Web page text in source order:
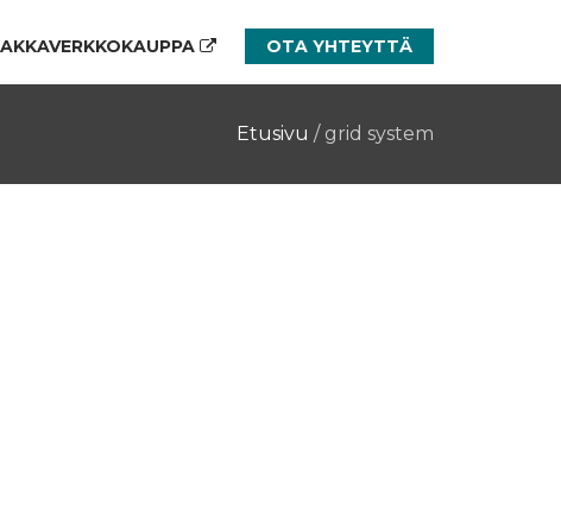
OTA YHTEYTTÄ
Etusivu / grid system